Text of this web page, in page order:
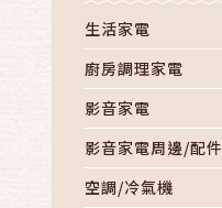
生活家電
廚房調理家電
影音家電
影音家電周邊/配件
空調/冷氣機